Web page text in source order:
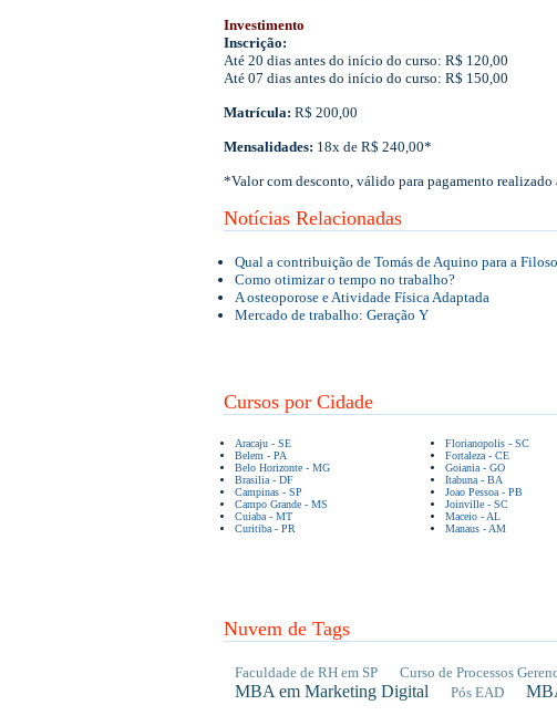
Investimento
Inscrição:
Até 20 dias antes do início do curso: R$ 120,00
Até 07 dias antes do início do curso: R$ 150,00
Matrícula: R$ 200,00
Mensalidades: 18x de R$ 240,00*
*Valor com desconto, válido para pagamento realizado
Notícias Relacionadas
Qual a contribuição de Tomás de Aquino para a
Como otimizar o tempo no trabalho?
A osteoporose e Atividade Física Adaptada
Mercado de trabalho: Geração Y
Cursos por Cidade
Aracaju - SE
Belem - PA
Belo Horizonte - MG
Brasilia - DF
Campinas - SP
Campo Grande - MS
Cuiaba - MT
Curitiba - PR
Florianopolis - SC
Fortaleza - CE
Goiania - GO
Itabuna - BA
Joao Pessoa - PB
Joinville - SC
Maceio - AL
Manaus - AM
Nuvem de Tags
Faculdade de RH em SP Curso de Processos
MBA em Marketing Digital Pós EAD